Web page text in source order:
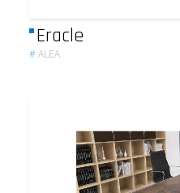
Eracle
#ALEA